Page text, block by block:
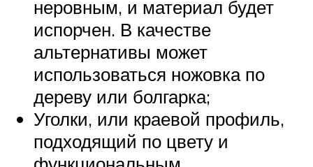
неровным, и материал будет
испорчен. В качестве
альтернативы может
использоваться ножовка по
дереву или болгарка;
Уголки, или краевой профиль,
подходящий по цвету и